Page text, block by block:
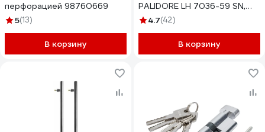
перфорацией 98760669
5(13)
В корзину
PALIDORE LH 7036-59 SN,
никель матовый 98760054
4.7(42)
В корзину